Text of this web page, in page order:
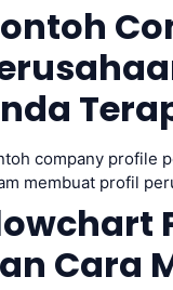
company profile
membuat profil
Cara